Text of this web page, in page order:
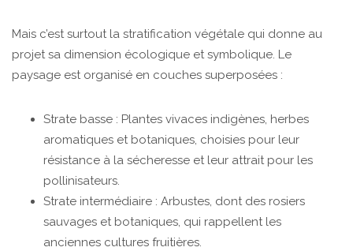
Mais c’est surtout la stratification végétale qui donne au
projet sa dimension écologique et symbolique. Le
paysage est organisé en couches superposées :
Strate basse : Plantes vivaces indigènes, herbes
aromatiques et botaniques, choisies pour leur
résistance à la sécheresse et leur attrait pour les
pollinisateurs.
Strate intermédiaire : Arbustes, dont des rosiers
sauvages et botaniques, qui rappellent les
anciennes cultures fruitières.